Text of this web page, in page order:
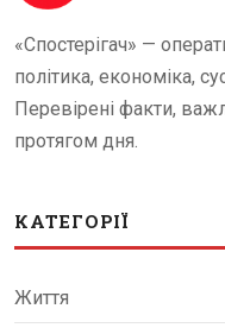
«Спостерігач» —
політика, економіка,
Перевірені факти,
протягом дня.
КАТЕГОРІЇ
Життя